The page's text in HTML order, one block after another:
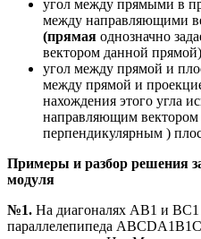
угол между прямыми в
между направляющими
(прямая однозначно
вектором данной
угол между прямой и
между прямой и
нахождения этого угла
направляющим вектором
перпендикулярным )
Примеры и разбор решения
модуля
№1. На диагоналях АВ1 и
параллелепипеда